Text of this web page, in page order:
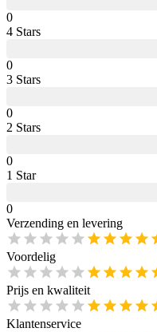
0
4 Stars
0
3 Stars
0
2 Stars
0
1 Star
0
Verzending en levering
Voordelig
Prijs en kwaliteit
Klantenservice